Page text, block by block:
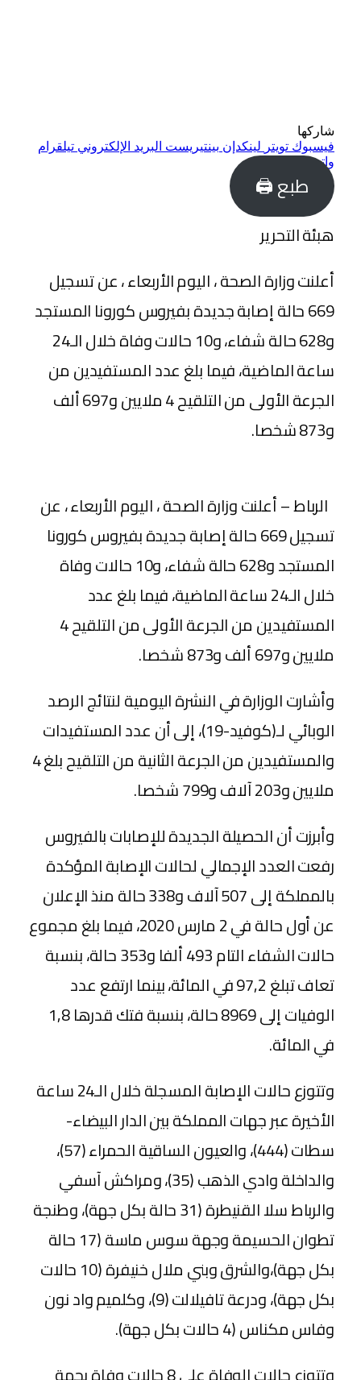
شاركها
فيسبوك تويتر لينكدإن بينتيريست البريد الإلكتروني تيلقرام
واتساب
طبع 🖨
هبئة التحرير
أعلنت وزارة الصحة ، اليوم الأربعاء ، عن تسجيل
669 حالة إصابة جديدة بفيروس كورونا المستجد
و628 حالة شفاء، و10 حالات وفاة خلال الـ24
ساعة الماضية، فيما بلغ عدد المستفيدين من
الجرعة الأولى من التلقيح 4 ملايين و697 ألف
و873 شخصا.
الرباط – أعلنت وزارة الصحة ، اليوم الأربعاء ، عن
تسجيل 669 حالة إصابة جديدة بفيروس كورونا
المستجد و628 حالة شفاء، و10 حالات وفاة
خلال الـ24 ساعة الماضية، فيما بلغ عدد
المستفيدين من الجرعة الأولى من التلقيح 4
ملايين و697 ألف و873 شخصا.
وأشارت الوزارة في النشرة اليومية لنتائج الرصد
الوبائي لـ(كوفيد-19)، إلى أن عدد المستفيدات
والمستفيدين من الجرعة الثانية من التلقيح بلغ 4
ملايين و203 آلاف و799 شخصا.
وأبرزت أن الحصيلة الجديدة للإصابات بالفيروس
رفعت العدد الإجمالي لحالات الإصابة المؤكدة
بالمملكة إلى 507 آلاف و338 حالة منذ الإعلان
عن أول حالة في 2 مارس 2020، فيما بلغ مجموع
حالات الشفاء التام 493 ألفا و353 حالة، بنسبة
تعاف تبلغ 97,2 في المائة، بينما ارتفع عدد
الوفيات إلى 8969 حالة، بنسبة فتك قدرها 1,8
في المائة.
وتتوزع حالات الإصابة المسجلة خلال الـ24 ساعة
الأخيرة عبر جهات المملكة بين الدار البيضاء-
سطات (444)، والعيون الساقية الحمراء (57)،
والداخلة وادي الذهب (35)، ومراكش آسفي
والرباط سلا القنيطرة (31 حالة بكل جهة)، وطنجة
تطوان الحسيمة وجهة سوس ماسة (17 حالة
بكل جهة)،والشرق وبني ملال خنيفرة (10 حالات
بكل جهة)، ودرعة تافيلالت (9)، وكلميم واد نون
وفاس مكناس (4 حالات بكل جهة).